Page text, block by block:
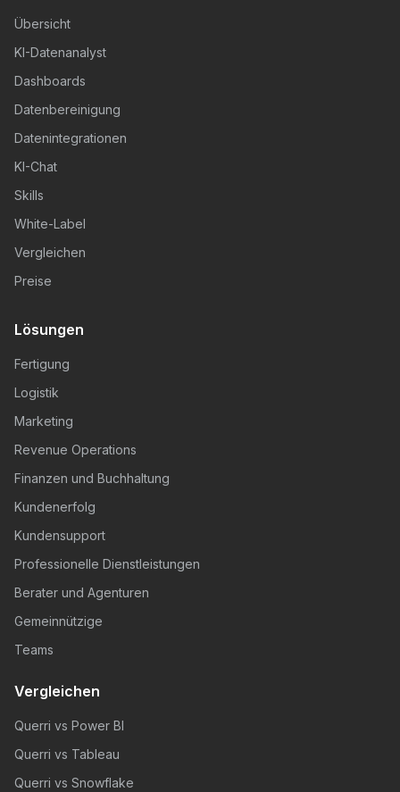
Übersicht
KI-Datenanalyst
Dashboards
Datenbereinigung
Datenintegrationen
KI-Chat
Skills
White-Label
Vergleichen
Preise
Lösungen
Fertigung
Logistik
Marketing
Revenue Operations
Finanzen und Buchhaltung
Kundenerfolg
Kundensupport
Professionelle Dienstleistungen
Berater und Agenturen
Gemeinnützige
Teams
Vergleichen
Querri vs Power BI
Querri vs Tableau
Querri vs Snowflake